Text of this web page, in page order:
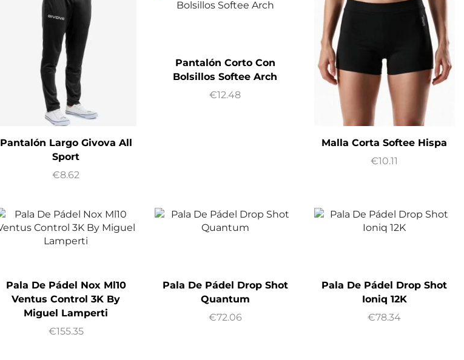
Pantalón Largo Givova All
Sport
€8.62
Pantalón Corto Con
Bolsillos Softee Arch
€12.48
Malla Corta Softee Hispa
€10.11
Pala De Pádel Nox Ml10
Ventus Control 3K By
Miguel Lamperti
€155.35
Pala De Pádel Drop Shot
Quantum
€72.06
Pala De Pádel Drop Shot
Ioniq 12K
€78.34